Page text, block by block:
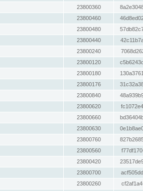
23800360
23800460
23800480
23800440
23800240
23800120
23800180
23800176
23800840
23800620
23800660
23800630
23800760
23800560
23800420
23800700
23800260